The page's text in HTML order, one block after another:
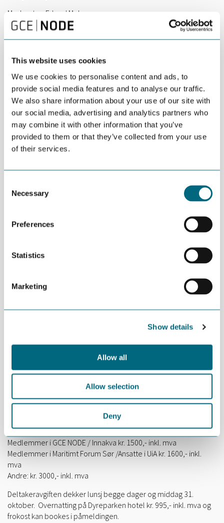
This website uses cookies
We use cookies to personalise content and ads, to
provide social media features and to analyse our traffic.
We also share information about your use of our site with
our social media, advertising and analytics partners who
may combine it with other information that you’ve
provided to them or that they’ve collected from your use
of their services.
Selection
Necessary
Preferences
Statistics
Marketing
Show details
Allow all
Allow selection
Deny
Moderator: Erlend Moksness
Seminaret vil fokusere på eksisterende og fremvoksende
kunnskap, teknologier og verktøy for å bygge kapasitet og
flerbruk av arealer og installasjoner. Økning av produksjonen bør
skapes uten uforholdsmessig store areal- og naturinngrep,
negative klimaavtrykk og helst i samhandling med andre
naturinngrep knyttet til høsting av naturressurser, som for
eksempel fornybar energiproduksjon.
Seminaravgift:
Medlemmer i GCE NODE / Innakva kr. 1500,- inkl. mva
Medlemmer i Maritimt Forum Sør /Ansatte i UiA kr. 1600,- inkl.
mva
Andre: kr. 3000,- inkl. mva
Deltakeravgiften dekker lunsj begge dager og middag 31.
oktober. Overnatting på Dyreparken hotel kr. 995,- inkl. mva og
frokost kan bookes i påmeldingen.